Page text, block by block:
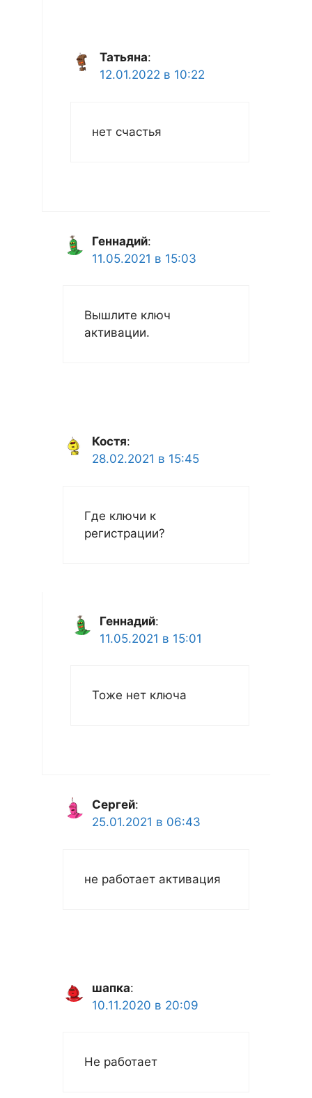
Татьяна:
12.01.2022 в 10:22
нет счастья
Геннадий:
11.05.2021 в 15:03
Вышлите ключ
активации.
Костя:
28.02.2021 в 15:45
Где ключи к
регистрации?
Геннадий:
11.05.2021 в 15:01
Тоже нет ключа
Сергей:
25.01.2021 в 06:43
не работает активация
шапка:
10.11.2020 в 20:09
Не работает